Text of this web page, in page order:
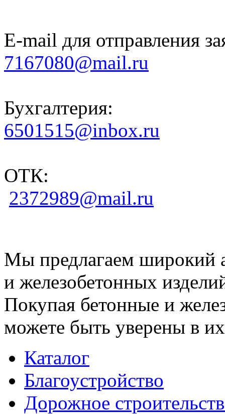
E-mail для отправления
7167080@mail.ru
Бухгалтерия:
6501515@inbox.ru
ОТК:
2372989@mail.ru
Мы предлагаем широкий
и железобетонных
Покупая бетонные и
можете быть уверены в их
Каталог
Благоустройство
Дорожное